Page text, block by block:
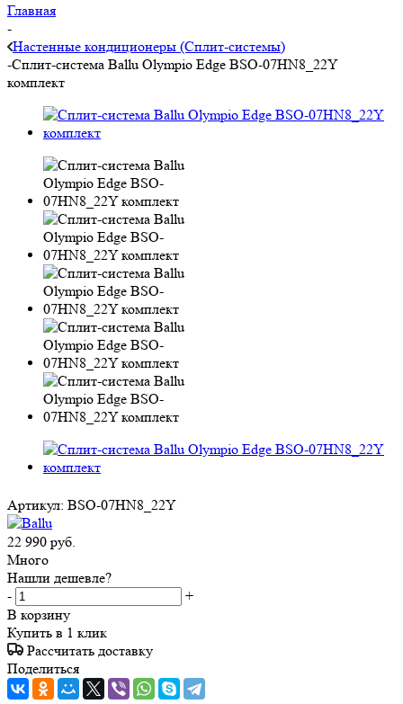
Главная
-
Настенные кондиционеры (Сплит-системы)
-Сплит-система Ballu Olympio Edge BSO-07HN8_22Y
комплект
Артикул: BSO-07HN8_22Y
22 990 руб.
Много
Нашли дешевле?
-
+
В корзину
Купить в 1 клик
Рассчитать доставку
Поделиться